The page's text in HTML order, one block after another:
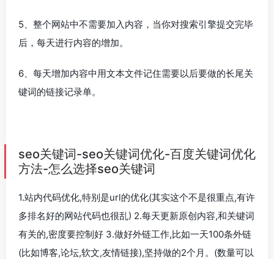
5、整个网站中不需要加入内容，当你对搜索引擎提交完毕
后，每天进行内容的增加。
6、每天增加内容中用文本文件记住需要以后要做的长尾关
键词的链接记录单。
seo关键词-seo关键词优化-百度关键词优化
方法-怎么选择seo关键词
1.站内代码优化,特别是url的优化(其实这个不是很重点,有许
多排名好的网站代码也很乱) 2.每天更新原创内容,和关键词
有关的,密度要控制好 3.做好外链工作,比如一天100条外链
(比如博客,论坛,软文,友情链接),坚持做的2个月。(数量可以